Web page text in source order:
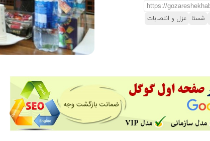
شستا عزل و انتصابات